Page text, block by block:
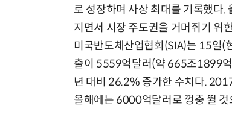
로 성장하며 사상 최대를 기록했다.
지면서 시장 주도권을 거머쥐기 위
미국반도체산업협회(SIA)는 15일(
출이 5559억달러(약 665조1899
년 대비 26.2% 증가한 수치다.
올해에는 6000억달러로 껑충 뛸 것